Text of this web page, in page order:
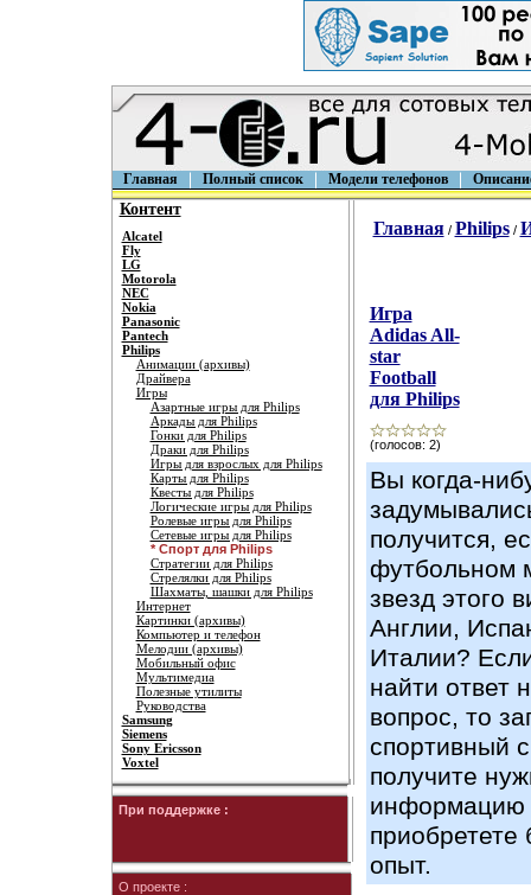
Главная Полный список Модели телефонов
Контент
Alcatel
Fly
LG
Motorola
NEC
Nokia
Panasonic
Pantech
Philips
Анимации (архивы)
Драйвера
Игры
Азартные игры для Philips
Аркады для Philips
Гонки для Philips
Драки для Philips
Игры для взрослых для Philips
Карты для Philips
Квесты для Philips
Логические игры для Philips
Ролевые игры для Philips
Сетевые игры для Philips
* Спорт для Philips
Стратегии для Philips
Стрелялки для Philips
Шахматы, шашки для Philips
Интернет
Картинки (архивы)
Компьютер и телефон
Мелодии (архивы)
Мобильный офис
Мультимедиа
Полезные утилиты
Руководства
Samsung
Siemens
Sony Ericsson
Voxtel
При поддержке :
О проекте :
Главная/ Philips/
Игра
Adidas All-
star
Football
для Philips
(голосов: 2)
Вы когда-
получится,
футбольном
звезд этого
Англии,
Италии?
найти ответ
вопрос, то
спортивный
получите
информацию
опыт.